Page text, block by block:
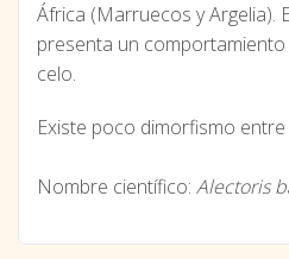
África (Marruecos y Argelia).
presenta un
celo.
Existe poco dimorfismo
Nombre científico: Alectoris